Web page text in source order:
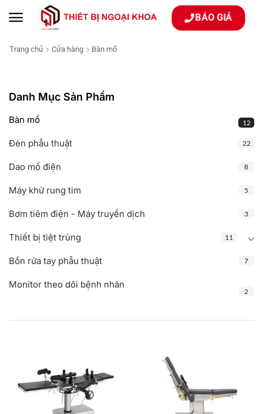
BÁO GIÁ
Trang chủ Cửa hàng Bàn mổ
Danh Mục Sản Phẩm
Bàn mổ 12
Đèn phẫu thuật 22
Dao mổ điện 8
Máy khử rung tim 5
Bơm tiêm điện - Máy truyền dịch 3
Thiết bị tiệt trùng 11
Bồn rửa tay phẫu thuật 7
Monitor theo dõi bệnh nhân
2